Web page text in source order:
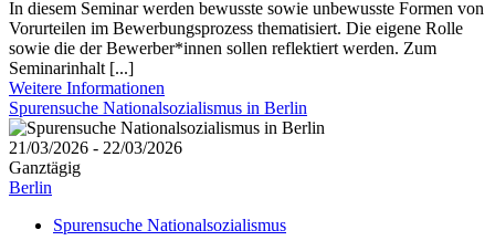
In diesem Seminar werden bewusste sowie unbewusste Formen von
Vorurteilen im Bewerbungsprozess thematisiert. Die eigene Rolle
sowie die der Bewerber*innen sollen reflektiert werden. Zum
Seminarinhalt [...]
Weitere Informationen
Spurensuche Nationalsozialismus in Berlin
21/03/2026 - 22/03/2026
Ganztägig
Berlin
Spurensuche Nationalsozialismus